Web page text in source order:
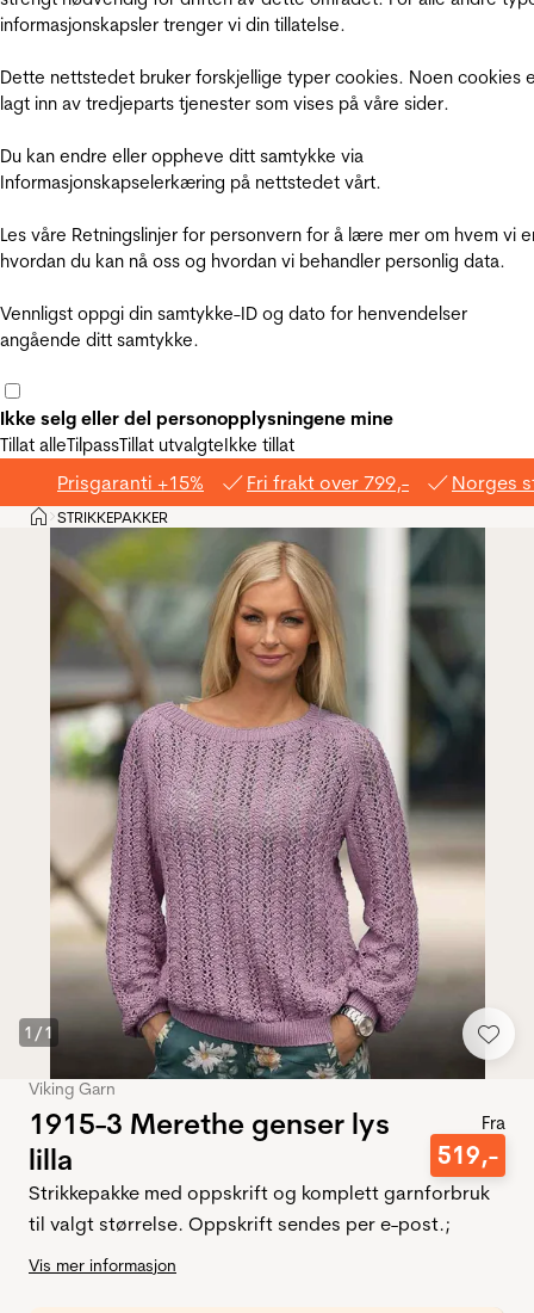
informasjonskapsler trenger vi din tillatelse.
Dette nettstedet bruker forskjellige typer cookies. Noen cookies
lagt inn av tredjeparts tjenester som vises på våre sider.
Du kan endre eller oppheve ditt samtykke via
Informasjonskapselerkæring på nettstedet vårt.
Les våre Retningslinjer for personvern for å lære mer om hvem vi
hvordan du kan nå oss og hvordan vi behandler personlig data.
Vennligst oppgi din samtykke-ID og dato for henvendelser
angående ditt samtykke.
Ikke selg eller del personopplysningene mine
Tillat alleTilpassTillat utvalgteIkke tillat
Prisgaranti +15% Fri frakt over 799,- Norges
Hjem
>STRIKKEPAKKER
1 /1
Viking Garn
1915-3 Merethe genser lys
lilla
Fra
519,-
Strikkepakke med oppskrift og komplett garnforbruk
til valgt størrelse. Oppskrift sendes per e-post.;
Vis mer informasjon